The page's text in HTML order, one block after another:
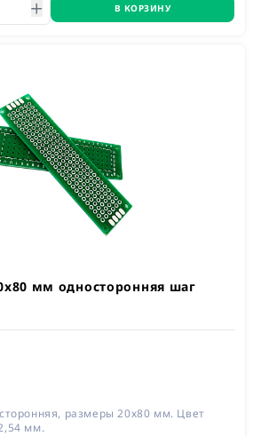
В КОРЗИНУ
мм односторонняя шаг
размеры 20х80 мм. Цвет
мм.